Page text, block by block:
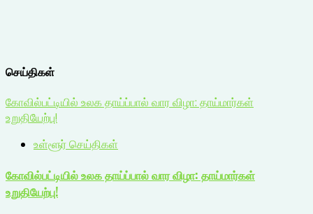
செய்திகள்
கோவில்பட்டியில் உலக தாய்ப்பால் வார விழா: தாய்மார்கள்
உறுதியேற்பு!
உள்ளூர் செய்திகள்
கோவில்பட்டியில் உலக தாய்ப்பால் வார விழா: தாய்மார்கள்
உறுதியேற்பு!